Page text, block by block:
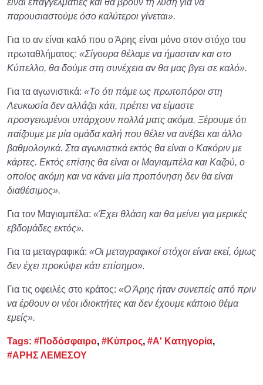
είναι επαγγελματίες και θα βρουν τη λύση για να
παρουσιαστούμε όσο καλύτεροι γίνεται».
Για το αν είναι καλό που ο Άρης είναι μόνο στον στόχο του
πρωταθλήματος: «Σίγουρα θέλαμε να ήμασταν και στο
Κύπελλο, θα δούμε στη συνέχεια αν θα μας βγει σε καλό».
Για τα αγωνιστικά: «Το ότι πάμε ως πρωτοπόροι στη
Λευκωσία δεν αλλάζει κάτι, πρέπει να είμαστε
προσγειωμένοι υπάρχουν πολλά ματς ακόμα. Ξέρουμε ότι
παίζουμε με μία ομάδα καλή που θέλει να ανέβει και άλλο
βαθμολογικά. Στα αγωνιστικά εκτός θα είναι ο Κακόριν με
κάρτες. Εκτός επίσης θα είναι οι Μαγιαμπέλα και Καζού, ο
οποίος ακόμη και να κάνει μία προπόνηση δεν θα είναι
διαθέσιμος».
Για τον Μαγιαμπέλα: «Έχει θλάση και θα μείνει για μερικές
εβδομάδες εκτός».
Για τα μεταγραφικά: «Οι μεταγραφικοί στόχοι είναι εκεί, όμως
δεν έχει προκύψει κάτι επίσημο».
Για τις οφειλές στο κράτος: «Ο Άρης ήταν συνεπείς από πριν
να έρθουν οι νέοι ιδιοκτήτες και δεν έχουμε κάποιο θέμα
εμείς».
Tags: #Ποδόσφαιρο, #Κύπρος, #Α' Κατηγορία,
#ΑΡΗΣ ΛΕΜΕΣΟΥ